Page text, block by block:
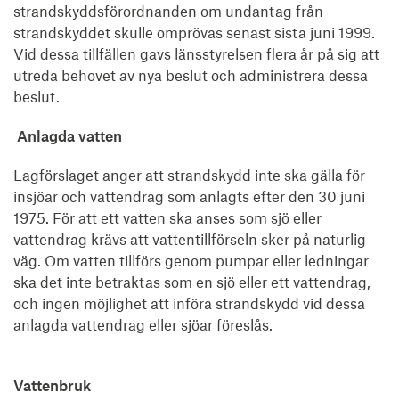
strandskyddsförordnanden om undantag från
strandskyddet skulle omprövas senast sista juni 1999.
Vid dessa tillfällen gavs länsstyrelsen flera år på sig att
utreda behovet av nya beslut och administrera dessa
beslut.
Anlagda vatten
Lagförslaget anger att strandskydd inte ska gälla för
insjöar och vattendrag som anlagts efter den 30 juni
1975. För att ett vatten ska anses som sjö eller
vattendrag krävs att vattentillförseln sker på naturlig
väg. Om vatten tillförs genom pumpar eller ledningar
ska det inte betraktas som en sjö eller ett vattendrag,
och ingen möjlighet att införa strandskydd vid dessa
anlagda vattendrag eller sjöar föreslås.
Vattenbruk